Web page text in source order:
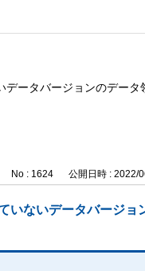
ータバージョンのデータ
No : 1624 公開日時 : 2022/
いないデータバージョ